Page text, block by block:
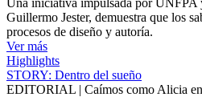
Una iniciativa impulsada por UNFPA
Guillermo Jester, demuestra que los
procesos de diseño y autoría.
Ver más
Highlights
STORY: Dentro del sueño
EDITORIAL | Caímos como Alicia